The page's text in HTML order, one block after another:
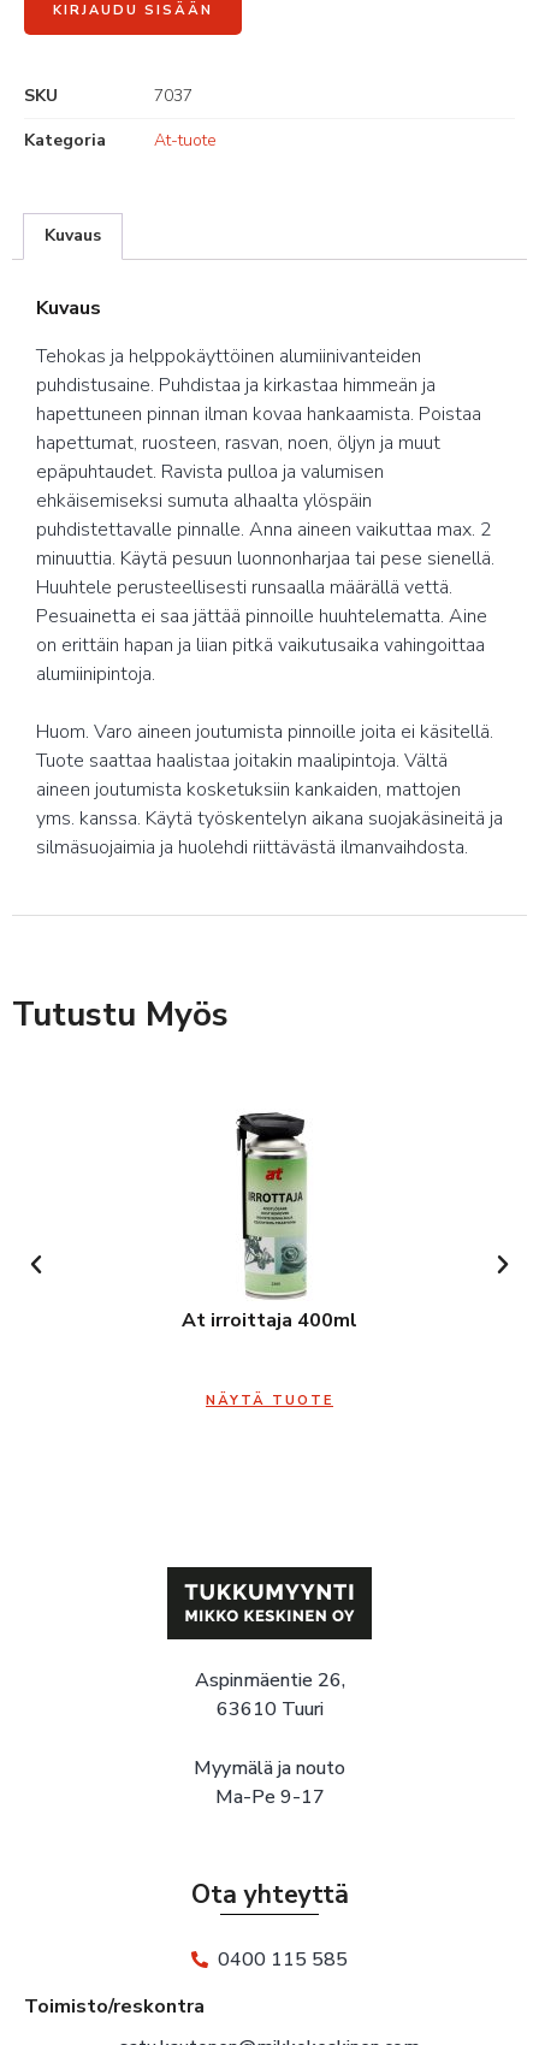
KIRJAUDU SISÄÄN
SKU
7037
Kategoria
At-tuote
Kuvaus
Kuvaus
Tehokas ja helppokäyttöinen alumiinivanteiden
puhdistusaine. Puhdistaa ja kirkastaa himmeän ja
hapettuneen pinnan ilman kovaa hankaamista. Poistaa
hapettumat, ruosteen, rasvan, noen, öljyn ja muut
epäpuhtaudet. Ravista pulloa ja valumisen
ehkäisemiseksi sumuta alhaalta ylöspäin
puhdistettavalle pinnalle. Anna aineen vaikuttaa max. 2
minuuttia. Käytä pesuun luonnonharjaa tai pese sienellä.
Huuhtele perusteellisesti runsaalla määrällä vettä.
Pesuainetta ei saa jättää pinnoille huuhtelematta. Aine
on erittäin hapan ja liian pitkä vaikutusaika vahingoittaa
alumiinipintoja.
Huom. Varo aineen joutumista pinnoille joita ei käsitellä.
Tuote saattaa haalistaa joitakin maalipintoja. Vältä
aineen joutumista kosketuksiin kankaiden, mattojen
yms. kanssa. Käytä työskentelyn aikana suojakäsineitä ja
silmäsuojaimia ja huolehdi riittävästä ilmanvaihdosta.
Tutustu Myös
At irroittaja 400ml
NÄYTÄ TUOTE
Aspinmäentie 26,
63610 Tuuri
Myymälä ja nouto
Ma-Pe 9-17
Ota yhteyttä
0400 115 585
Toimisto/reskontra